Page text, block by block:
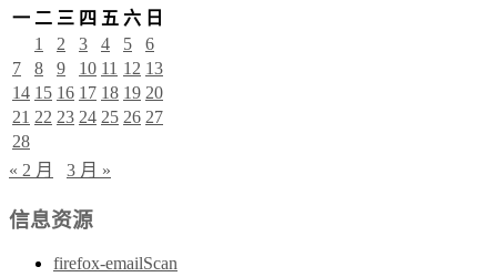
一 二 三 四 五 六 日
1
2 3 4 5
6
7
8 9 10 11 12 13
14 15 16 17 18 19 20
21 22 23 24 25 26 27
28
« 2 月
3 月 »
信息资源
firefox-emailScan